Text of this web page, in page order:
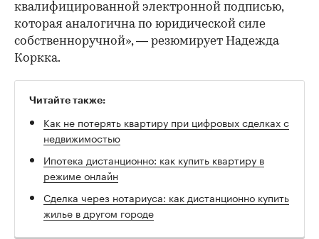
квалифицированной электронной подписью,
которая аналогична по юридической силе
собственноручной», — резюмирует Надежда
Коркка.
Читайте также:
Как не потерять квартиру при цифровых сделках с
недвижимостью
Ипотека дистанционно: как купить квартиру в
режиме онлайн
Сделка через нотариуса: как дистанционно купить
жилье в другом городе